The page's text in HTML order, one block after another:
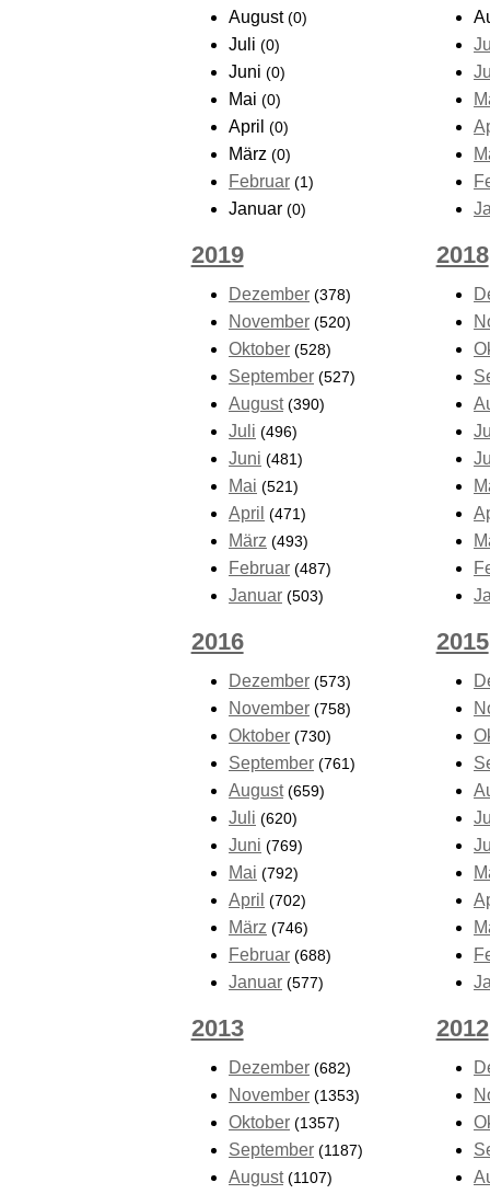
August (0)
Juli (0)
Juni (0)
Mai (0)
April (0)
März (0)
Februar (1)
Januar (0)
2019
Dezember (378)
November (520)
Oktober (528)
September (527)
August (390)
Juli (496)
Juni (481)
Mai (521)
April (471)
März (493)
Februar (487)
Januar (503)
2018
2016
Dezember (573)
November (758)
Oktober (730)
September (761)
August (659)
Juli (620)
Juni (769)
Mai (792)
April (702)
März (746)
Februar (688)
Januar (577)
2015
2013
Dezember (682)
November (1353)
Oktober (1357)
September (1187)
August (1107)
2012